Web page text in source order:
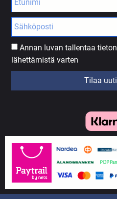
Annan luvan tallentaa
lähettämistä varten
Tilaa